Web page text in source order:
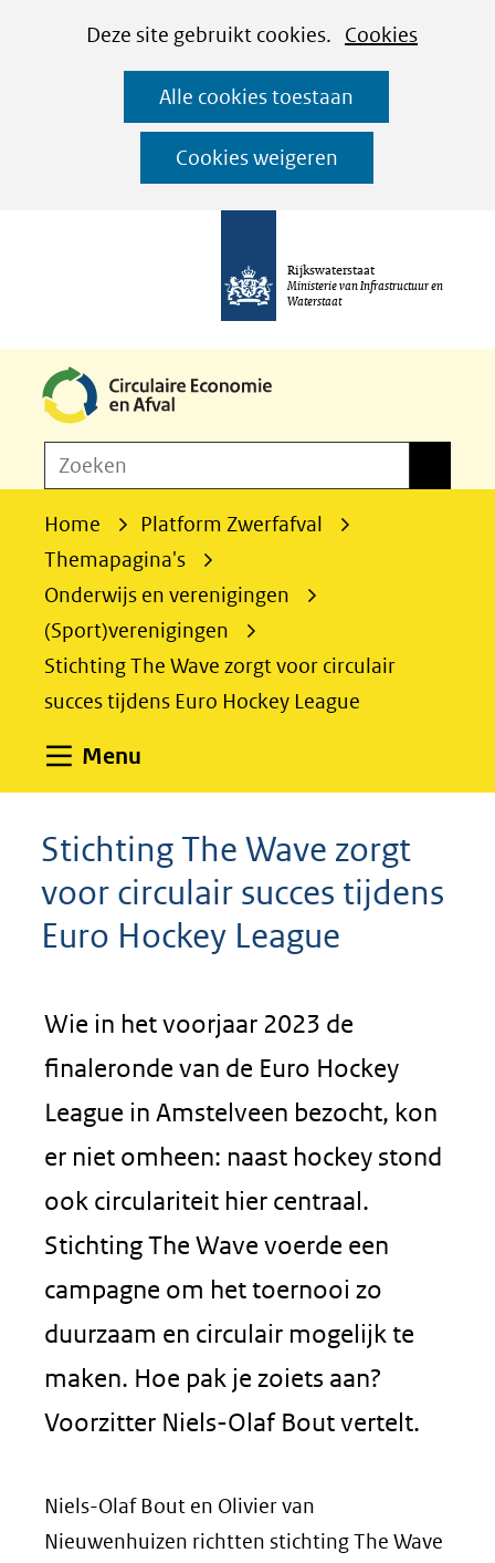
CookiesDeze site gebruikt cookies. Cookies
worden
toegestaan
geweigerd.
Alle cookies toestaan
Cookies weigeren
Ga
naar
de
inhoud
Rijkswaterstaat
Ministerie van Infrastructuur en
Waterstaat
o
Zoeken
Home
Platform Zwerfafval
Themapagina's
Onderwijs en verenigingen
(Sport)verenigingen
Stichting The Wave zorgt voor circulair
succes tijdens Euro Hockey League
Menu
Stichting The Wave zorgt
voor circulair succes tijdens
Euro Hockey League
Wie in het voorjaar 2023 de
finaleronde van de Euro Hockey
League in Amstelveen bezocht, kon
er niet omheen: naast hockey stond
ook circulariteit hier centraal.
Stichting The Wave voerde een
campagne om het toernooi zo
duurzaam en circulair mogelijk te
maken. Hoe pak je zoiets aan?
Voorzitter Niels-Olaf Bout vertelt.
Niels-Olaf Bout en Olivier van
Nieuwenhuizen richtten stichting The Wave